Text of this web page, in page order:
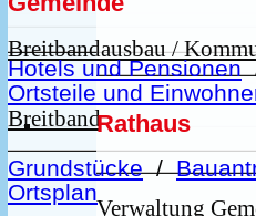
Breitbandausbau /
Breitband
Hotels und Pensionen
Grundstücke/
Ortsteile und
Ortsplan
Rathaus
Verwaltung